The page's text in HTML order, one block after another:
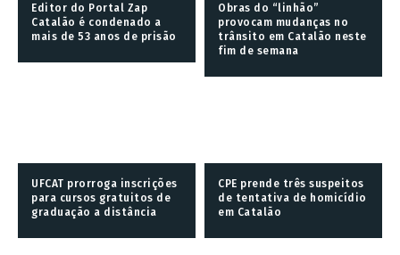
Editor do Portal Zap
Catalão é condenado a
mais de 53 anos de prisão
Obras do “linhão”
provocam mudanças no
trânsito em Catalão neste
fim de semana
UFCAT prorroga inscrições
para cursos gratuitos de
graduação a distância
CPE prende três suspeitos
de tentativa de homicídio
em Catalão